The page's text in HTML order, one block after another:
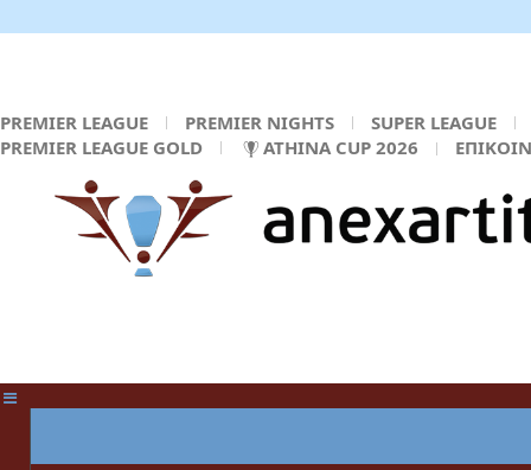
PREMIER LEAGUE PREMIER NIGHTS
SUPER LEAGUE
PREMIER LEAGUE GOLD
ATHINA CUP 2026